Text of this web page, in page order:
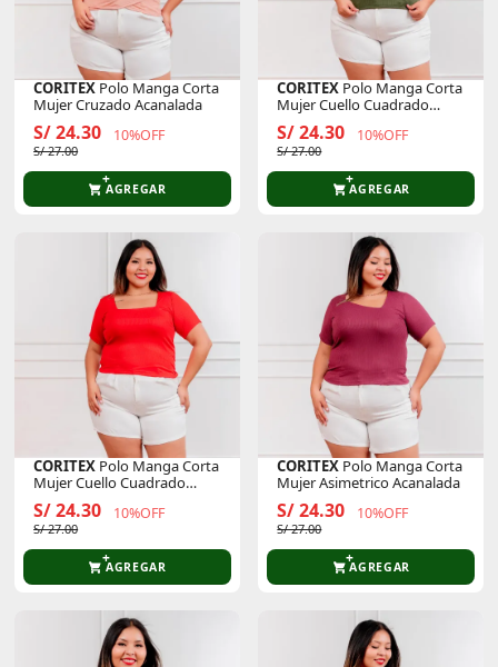
CORITEX Polo Manga Corta
Mujer Cruzado Acanalada
S/ 24.30 10%OFF
S/ 27.00
AGREGAR
CORITEX Polo Manga Corta
Mujer Cuello Cuadrado
Acanalada
S/ 24.30 10%OFF
S/ 27.00
AGREGAR
CORITEX Polo Manga Corta
Mujer Cuello Cuadrado
Acanalada
S/ 24.30 10%OFF
S/ 27.00
AGREGAR
CORITEX Polo Manga Corta
Mujer Asimetrico Acanalada
S/ 24.30 10%OFF
S/ 27.00
AGREGAR